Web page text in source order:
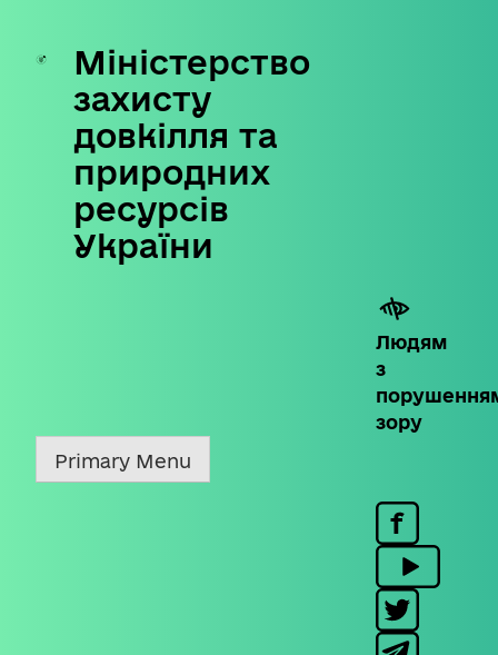
Skip
content
Міністерство
захисту
довкілля та
природних
ресурсів
України
Людям
з
зору
Primary Menu